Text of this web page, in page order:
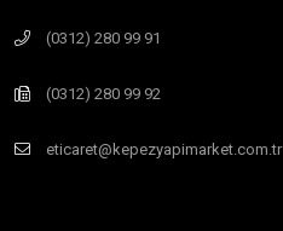
(0312) 280 99 91
(0312) 280 99 92
eticaret@kepezyapimarket.com.tr